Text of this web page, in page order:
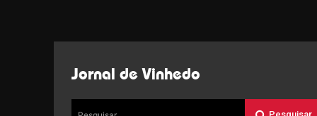
Jornal de Vinhedo